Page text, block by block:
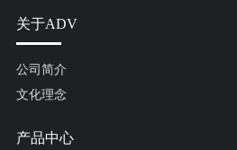
关于ADV
公司简介
文化理念
产品中心